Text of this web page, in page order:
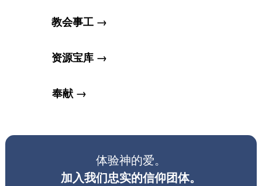
教会事工 →
资源宝库 →
奉献 →
体验神的爱。
加入我们忠实的信仰团体。